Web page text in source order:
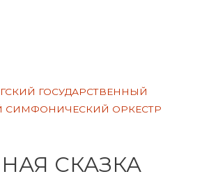
ГОСУДАРСТВЕННЫЙ
СИМФОНИЧЕСКИЙ ОРКЕСТР
СКАЗКА